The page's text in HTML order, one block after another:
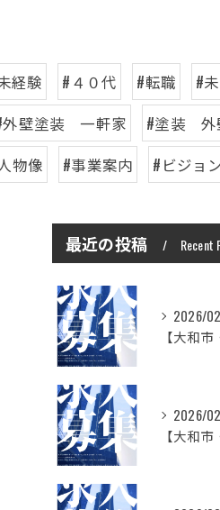
経験 #４０代 #転職
#
外壁塗装 一軒家
#塗装 外
物像 #事業案内 #ビジョン
最近の投稿 Recent
2026/
2026/